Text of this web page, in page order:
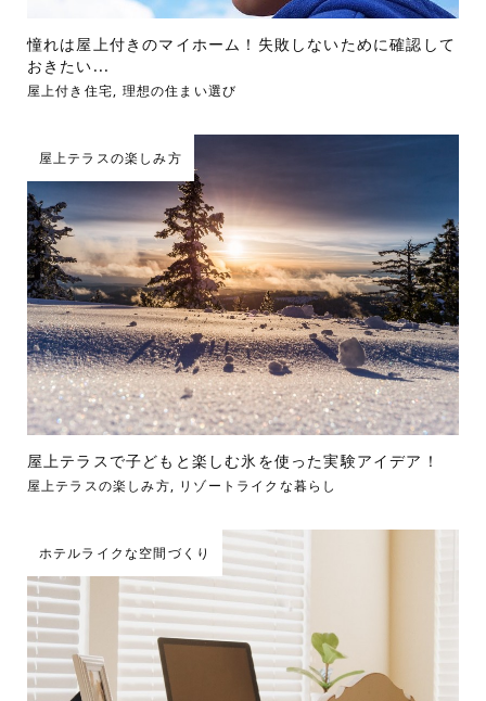
憧れは屋上付きのマイホーム！失敗しないために確認して
おきたい...
屋上付き住宅, 理想の住まい選び
屋上テラスの楽しみ方
屋上テラスで子どもと楽しむ氷を使った実験アイデア！
屋上テラスの楽しみ方, リゾートライクな暮らし
ホテルライクな空間づくり